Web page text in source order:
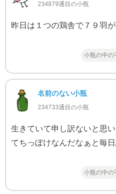
234879通目の小瓶
昨日は１つの鶏舎で７９羽
小瓶の中の
名前のない小瓶
234733通目の小瓶
生きていて申し訳ないと思
てちっぽけなんだなぁと毎
小瓶の中の